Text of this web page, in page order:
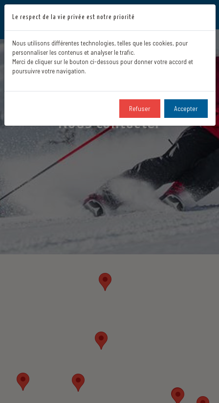
Nous contacter
Le respect de la vie privée est notre priorité
Nous utilisons différentes technologies, telles que les cookies, pour
personnaliser les contenus et analyser le trafic.
Merci de cliquer sur le bouton ci-dessous pour donner votre accord et
poursuivre votre navigation.
Refuser Accepter